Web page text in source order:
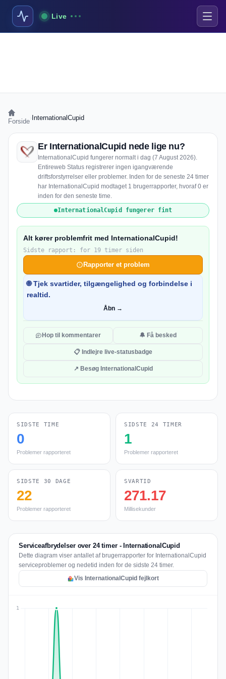
Live
Forside InternationalCupid
Er InternationalCupid nede lige nu?
InternationalCupid fungerer normalt i dag (7 August 2026).
Entireweb Status registrerer ingen igangværende
driftsforstyrrelser eller problemer. Inden for de seneste 24 timer
har InternationalCupid modtaget 1 brugerrapporter, hvoraf 0 er
inden for den seneste time.
InternationalCupid fungerer fint
Alt kører problemfrit med InternationalCupid!
Sidste rapport: for 19 timer siden
Rapporter et problem
🌐 Tjek svartider, tilgængelighed og forbindelse i
realtid.
Åbn →
Hop til kommentarer 🔔 Få besked
📋 Indlejre live-statusbadge
↗ Besøg InternationalCupid
SIDSTE TIME
0
Problemer rapporteret
SIDSTE 24 TIMER
1
Problemer rapporteret
SIDSTE 30 DAGE
22
Problemer rapporteret
SVARTID
271.17
Millisekunder
Serviceafbrydelser over 24 timer - InternationalCupid
Dette diagram viser antallet af brugerrapporter for InternationalCupid
serviceproblemer og nedetid inden for de sidste 24 timer.
Vis InternationalCupid fejlkort